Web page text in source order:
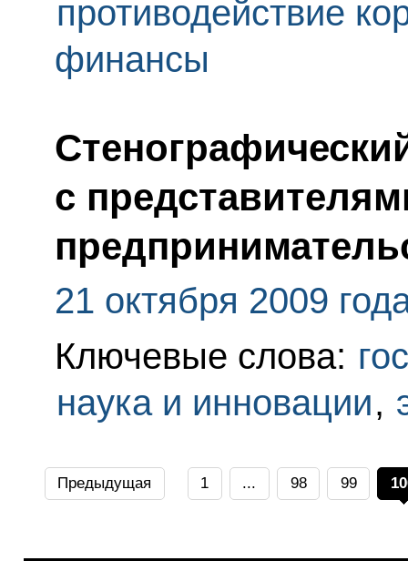
противодействие
финансы
с
21 октября 2009
Ключевые слова:
наука и инновации,
Предыдущая 1 ... 98 99